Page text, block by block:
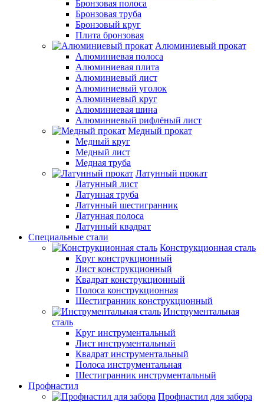
Бронзовая полоса
Бронзовая труба
Бронзовый круг
Плита бронзовая
Алюминиевый прокат
Алюминиевая полоса
Алюминиевая плита
Алюминиевый лист
Алюминиевый уголок
Алюминиевый круг
Алюминиевая шина
Алюминиевый рифлёный лист
Медный прокат
Медный круг
Медный лист
Медная труба
Латунный прокат
Латунный лист
Латунная труба
Латунный шестигранник
Латунная полоса
Латунный квадрат
Специальные стали
Конструкционная сталь
Круг конструкционный
Лист конструкционный
Квадрат конструкционный
Полоса конструкционная
Шестигранник конструкционный
Инструментальная
сталь
Круг инструментальный
Лист инструментальный
Квадрат инструментальный
Полоса инструментальная
Шестигранник инструментальный
Профнастил
Профнастил для забора